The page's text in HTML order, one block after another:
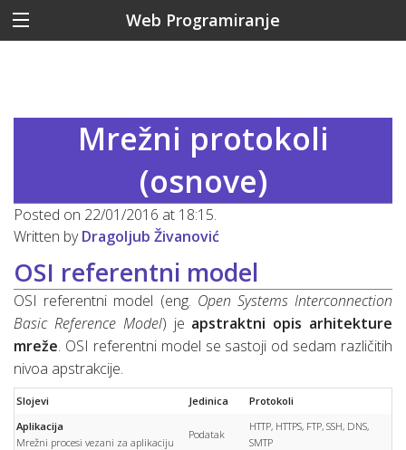
Web Programiranje
Mrežni protokoli
(osnove)
Posted on 22/01/2016 at 18:15.
Written byDragoljub Živanović
OSI referentni model
OSI referentni model (eng. Open Systems Interconnection
Basic Reference Model) je apstraktni opis arhitekture
mreže. OSI referentni model se sastoji od sedam različitih
nivoa apstrakcije.
Slojevi Jedinica
Protokoli
Aplikacija
Mrežni procesi vezani za aplikaciju
Podatak
HTTP, HTTPS, FTP, SSH, DNS,
SMTP